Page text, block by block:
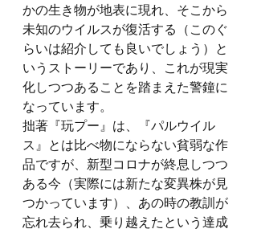
かの生き物が地表に現れ、そこから
未知のウイルスが復活する（このぐ
らいは紹介しても良いでしょう）と
いうストーリーであり、これが現実
化しつつあることを踏まえた警鐘に
なっています。
拙著『玩プー』は、『パルウイル
ス』とは比べ物にならない貧弱な作
品ですが、新型コロナが終息しつつ
ある今（実際には新たな変異株が見
つかっています）、あの時の教訓が
忘れ去られ、乗り越えたという達成